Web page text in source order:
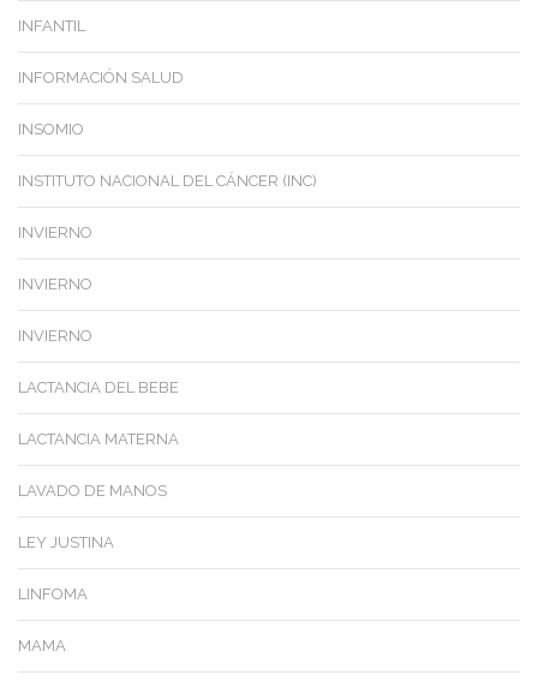
INFANTIL
INFORMACIÓN SALUD
INSOMIO
INSTITUTO NACIONAL DEL CÁNCER (INC)
INVIERNO
INVIERNO
INVIERNO
LACTANCIA DEL BEBE
LACTANCIA MATERNA
LAVADO DE MANOS
LEY JUSTINA
LINFOMA
MAMA